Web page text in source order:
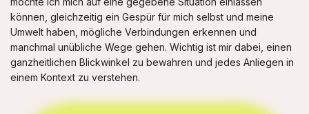
können, gleichzeitig ein Gespür für mich selbst und meine
Umwelt haben, mögliche Verbindungen erkennen und
manchmal unübliche Wege gehen. Wichtig ist mir dabei, einen
ganzheitlichen Blickwinkel zu bewahren und jedes Anliegen in
einem Kontext zu verstehen.